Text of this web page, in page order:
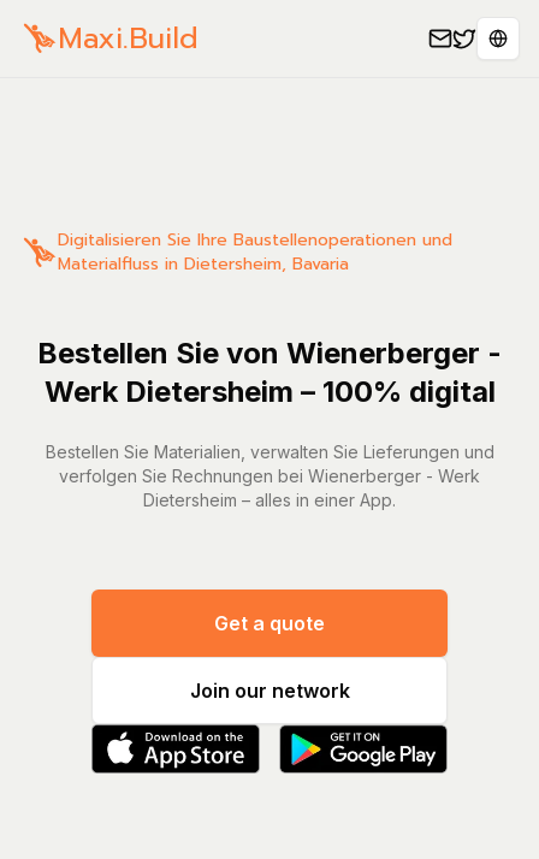
Maxi.Build
Digitalisieren Sie Ihre Baustellenoperationen und
Materialfluss in Dietersheim, Bavaria
Bestellen Sie von Wienerberger -
Werk Dietersheim – 100% digital
Bestellen Sie Materialien, verwalten Sie Lieferungen und
verfolgen Sie Rechnungen bei Wienerberger - Werk
Dietersheim – alles in einer App.
Get a quote
Join our network